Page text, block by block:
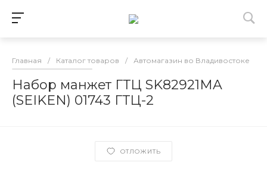
Главная / Каталог товаров / Автомагазин во Владивостоке
Набор манжет ГТЦ SK82921MA
(SEIKEN) 01743 ГТЦ-2
ОТЛОЖИТЬ